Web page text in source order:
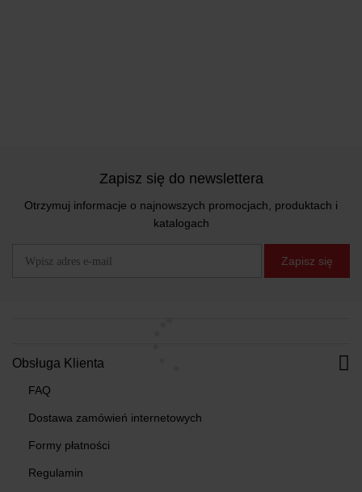
Zapisz się do newslettera
Otrzymuj informacje o najnowszych promocjach, produktach i
katalogach
Zapisz się
Obsługa Klienta
FAQ
Dostawa zamówień internetowych
Formy płatności
Regulamin